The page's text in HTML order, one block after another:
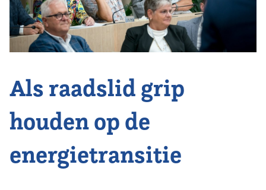
Opleiding
Kennis & Informatie
Vereniging
Als raadslid grip
houden op de
energietransitie